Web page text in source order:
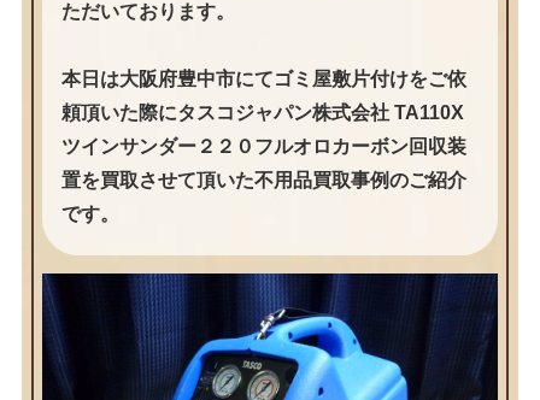
ただいております。
本日は大阪府豊中市にてゴミ屋敷片付けをご依
頼頂いた際にタスコジャパン株式会社 TA110X
ツインサンダー２２０フルオロカーボン回収装
置を買取させて頂いた不用品買取事例のご紹介
です。